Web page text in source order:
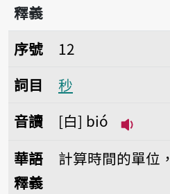
釋義
序號12秒
序號
12
詞目
秒
音讀
白 bió
華語
釋義
計算時間的單位